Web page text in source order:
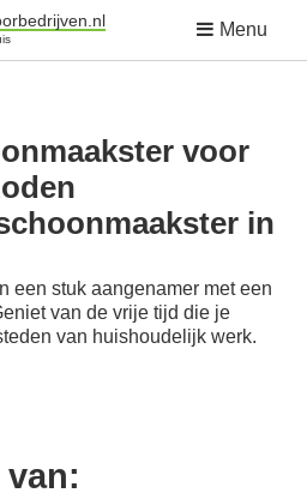
Menu
voor
in
een stuk aangenamer met een
van de vrije tijd die je
van huishoudelijk werk.